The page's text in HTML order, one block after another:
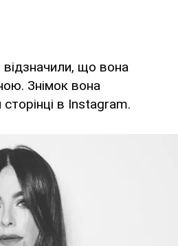
відзначили, що вона
Знімок вона
в Instagram.